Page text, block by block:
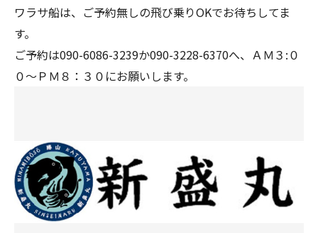
ワラサ船は、ご予約無しの飛び乗りOKでお待ちしてま
す。
ご予約は090-6086-3239か090-3228-6370へ、ＡＭ３:０
０～ＰＭ８：３０にお願いします。